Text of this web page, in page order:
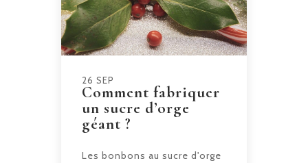
26 SEP
Comment fabriquer
un sucre d’orge
géant ?
Les bonbons au sucre d'orge